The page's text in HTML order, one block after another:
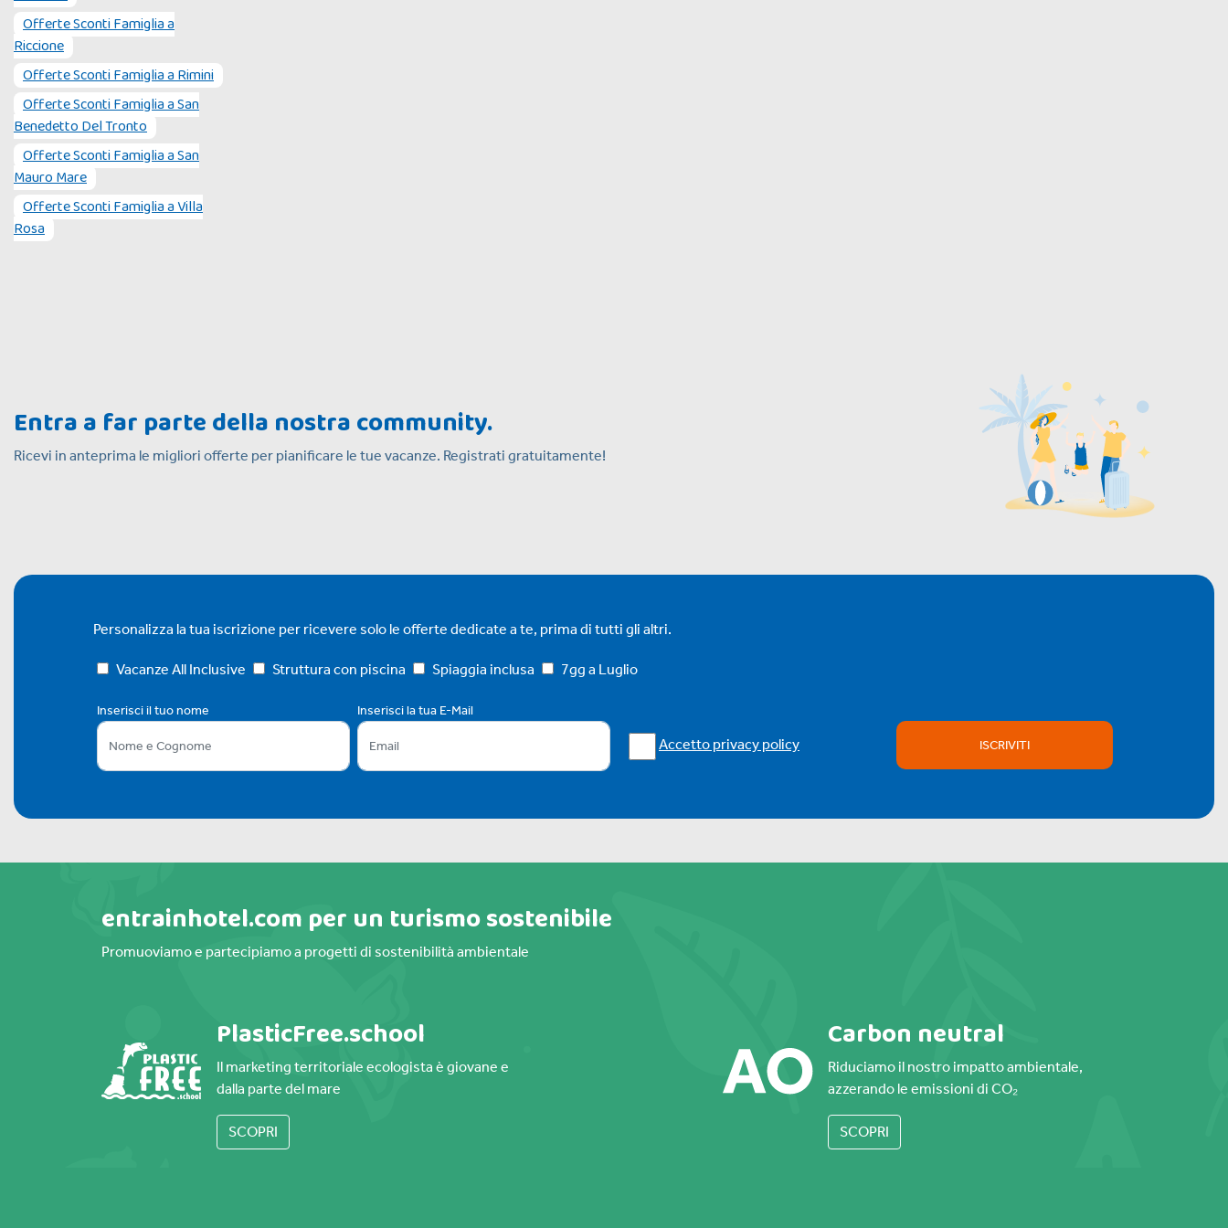
Offerte Sconti Famiglia a
Riccione
Offerte Sconti Famiglia aRimini
Offerte Sconti Famiglia aSan
Benedetto Del Tronto
Offerte Sconti Famiglia aSan
Mauro Mare
Offerte Sconti Famiglia aVilla
Rosa
Entra a far parte della nostra community.
Ricevi in anteprima le migliori offerte per pianificare le tue vacanze. Registrati gratuitamente!
Personalizza la tua iscrizione per ricevere solo le offerte dedicate a te, prima di tutti gli altri.
Vacanze All Inclusive Struttura con piscina Spiaggia inclusa 7gg a Luglio
Inserisci il tuo nome Inserisci la tua E-Mail
Accetto privacy policy ISCRIVITI
entrainhotel.com per un turismo sostenibile
Promuoviamo e partecipiamo a progetti di sostenibilità ambientale
PlasticFree.school
Il marketing territoriale ecologista è giovane e
dalla parte del mare
SCOPRI
Carbon neutral
Riduciamo il nostro impatto ambientale,
azzerando le emissioni di CO₂
SCOPRI